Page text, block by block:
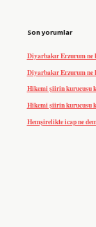
Son yorumlar
Diyarbakır Erzurum ne
Diyarbakır Erzurum ne
Hikemi şiirin kurucusu
Hikemi şiirin kurucusu
Hemşirelikte icap ne